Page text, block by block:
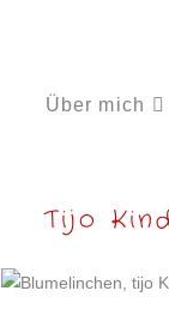
Über mich
Tijo